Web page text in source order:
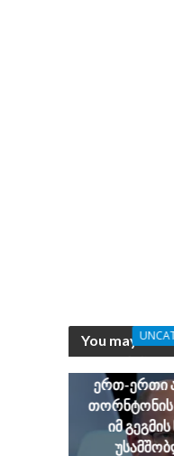
You may also
ერთ-ერთი
თორნტონის
იმ